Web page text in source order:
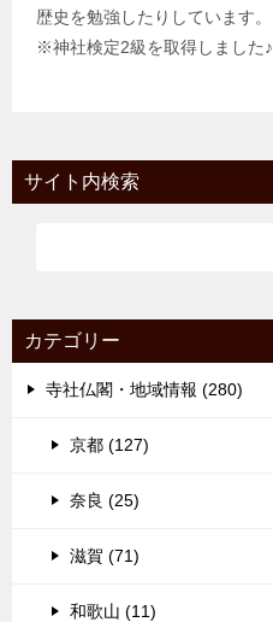
歴史を勉強したりしています。
※神社検定2級を取得しました♪
サイト内検索
カテゴリー
寺社仏閣・地域情報 (280)
京都 (127)
奈良 (25)
滋賀 (71)
和歌山 (11)